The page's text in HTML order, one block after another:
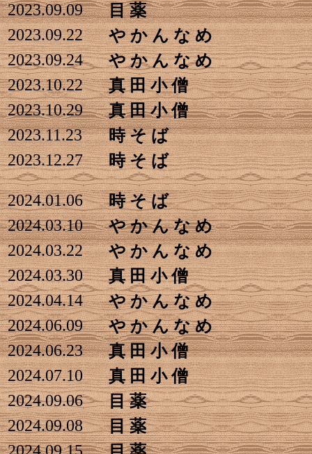
2023.09.09
目 薬
2023.09.22
や か ん な め
2023.09.24
や か ん な め
2023.10.22
真 田 小 僧
2023.10.29
真 田 小 僧
2023.11.23
時 そ ば
2023.12.27
時 そ ば
2024.01.06
時 そ ば
2024.03.10
や か ん な め
2024.03.22
や か ん な め
2024.03.30
真 田 小 僧
2024.04.14
や か ん な め
2024.06.09
や か ん な め
2024.06.23
真 田 小 僧
2024.07.10
真 田 小 僧
2024.09.06
目 薬
2024.09.08
目 薬